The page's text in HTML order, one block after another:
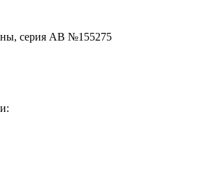
серия АВ №155275